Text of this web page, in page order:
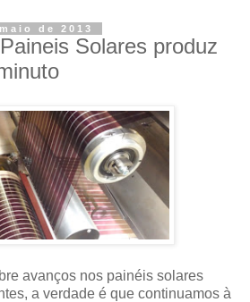
de 2013
Solares produz
avanços nos painéis solares
a verdade é que continuamos à